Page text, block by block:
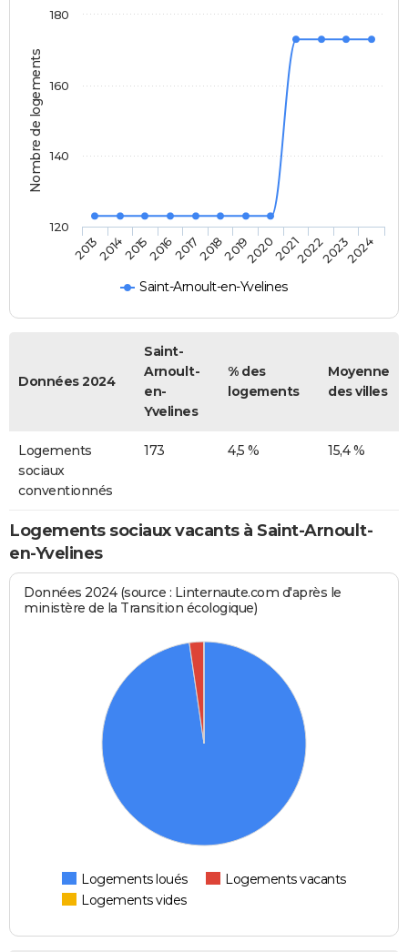
Nombre de logements
Saint-Arnoult-en-Yvelines
201320142015201620172018201920202021202220232024
120
140
160
180
Données 2024
Saint-
Arnoult-
en-
Yvelines
% des
logements
Moyenne
des villes
Logements
sociaux
conventionnés
173 4,5 % 15,4 %
Logements sociaux vacants à Saint-Arnoult-
en-Yvelines
Données 2024 (source : Linternaute.com d'après le
ministère de la Transition écologique)
Logements loués
Logements vacants
Logements vides